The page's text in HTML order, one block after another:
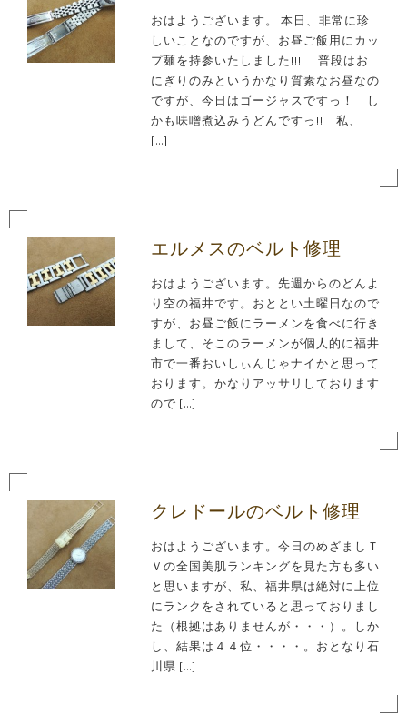
おはようございます。 本日、非常に珍
しいことなのですが、お昼ご飯用にカッ
プ麺を持参いたしました!!!! 普段はお
にぎりのみというかなり質素なお昼なの
ですが、今日はゴージャスですっ！ し
かも味噌煮込みうどんですっ!! 私、
[…]
エルメスのベルト修理
おはようございます。先週からのどんよ
り空の福井です。おととい土曜日なので
すが、お昼ご飯にラーメンを食べに行き
まして、そこのラーメンが個人的に福井
市で一番おいしぃんじゃナイかと思って
おります。かなりアッサリしております
ので […]
クレドールのベルト修理
おはようございます。今日のめざましＴ
Ｖの全国美肌ランキングを見た方も多い
と思いますが、私、福井県は絶対に上位
にランクをされていると思っておりまし
た（根拠はありませんが・・・）。しか
し、結果は４４位・・・・。おとなり石
川県 […]